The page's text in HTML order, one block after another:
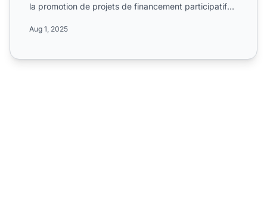
la promotion de projets de financement participatif
Aug 1, 2025